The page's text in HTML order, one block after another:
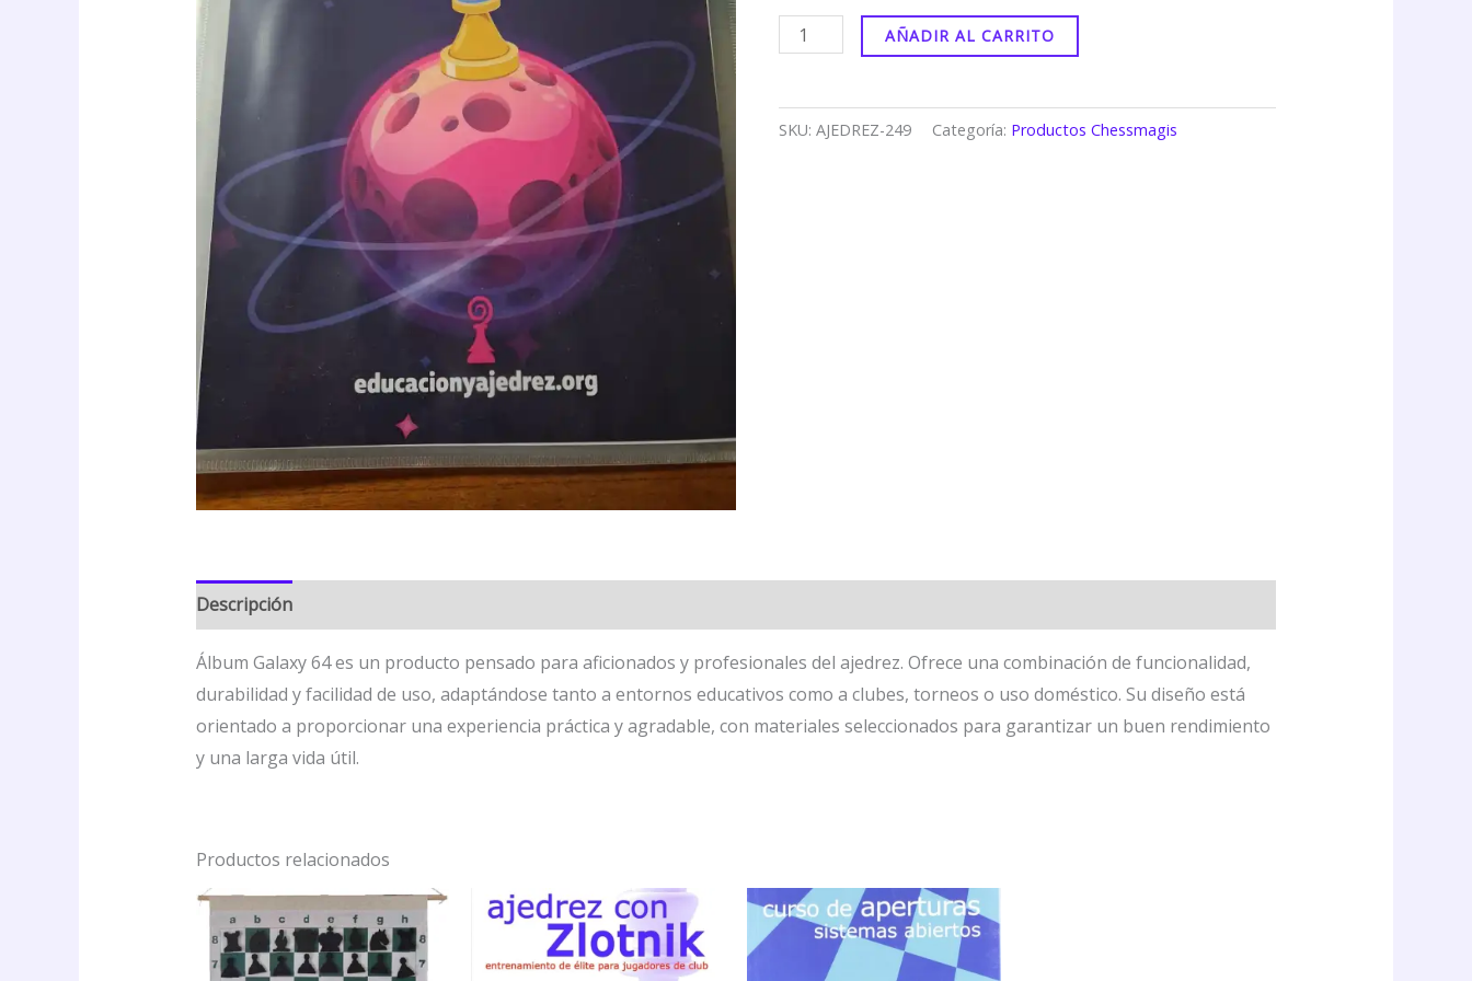
AÑADIR AL CARRITO
SKU:AJEDREZ-249 Categoría: Productos Chessmagis
Descripción
Álbum Galaxy 64 es un producto pensado para aficionados y profesionales del ajedrez. Ofrece una combinación de funcionalidad,
durabilidad y facilidad de uso, adaptándose tanto a entornos educativos como a clubes, torneos o uso doméstico. Su diseño está
orientado a proporcionar una experiencia práctica y agradable, con materiales seleccionados para garantizar un buen rendimiento
y una larga vida útil.
Productos relacionados